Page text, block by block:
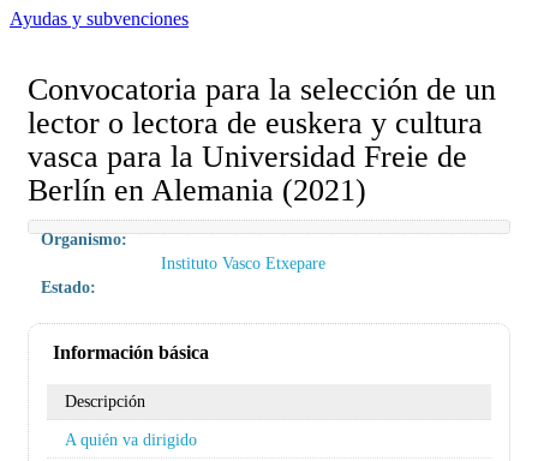
Ayudas y subvenciones
Convocatoria para la selección de un
lector o lectora de euskera y cultura
vasca para la Universidad Freie de
Berlín en Alemania (2021)
Organismo:
Instituto Vasco Etxepare
Estado:
Información básica
Descripción
A quién va dirigido